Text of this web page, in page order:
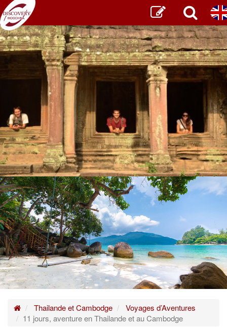
HomeThailande et Cambodge
Voyages d’Aventures
11 jours, aventure en Thailande et au Cambodge